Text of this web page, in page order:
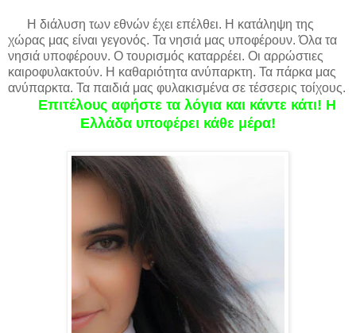
Η διάλυση των εθνών έχει επέλθει. Η κατάληψη της
χώρας μας είναι γεγονός. Τα νησιά μας υποφέρουν. Όλα τα
νησιά υποφέρουν. Ο τουρισμός καταρρέει. Οι αρρώστιες
καιροφυλακτούν. Η καθαριότητα ανύπαρκτη. Τα πάρκα μας
ανύπαρκτα. Τα παιδιά μας φυλακισμένα σε τέσσερις τοίχους.
Επιτέλους αφήστε τα λόγια και κάντε κάτι! Η
Ελλάδα υποφέρει κάθε μέρα!